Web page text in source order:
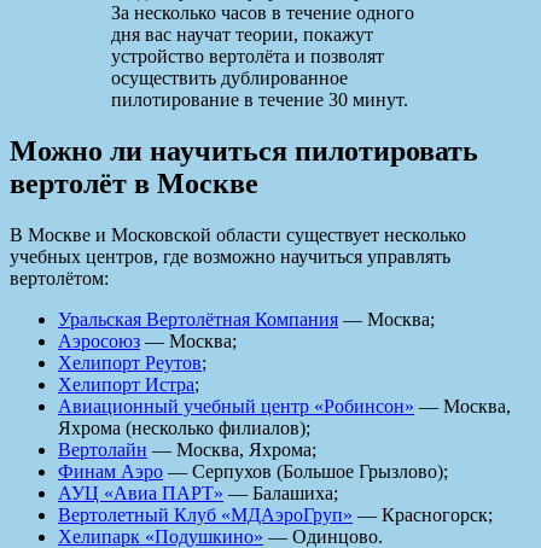
За несколько часов в течение одного
дня вас научат теории, покажут
устройство вертолёта и позволят
осуществить дублированное
пилотирование в течение 30 минут.
Можно ли научиться пилотировать
вертолёт в Москве
В Москве и Московской области существует несколько
учебных центров, где возможно научиться управлять
вертолётом:
Уральская Вертолётная Компания — Москва;
Аэросоюз — Москва;
Хелипорт Реутов;
Хелипорт Истра;
Авиационный учебный центр «Робинсон» — Москва,
Яхрома (несколько филиалов);
Вертолайн — Москва, Яхрома;
Финам Аэро — Серпухов (Большое Грызлово);
АУЦ «Авиа ПАРТ» — Балашиха;
Вертолетный Клуб «МДАэроГруп» — Красногорск;
Хелипарк «Подушкино» — Одинцово.